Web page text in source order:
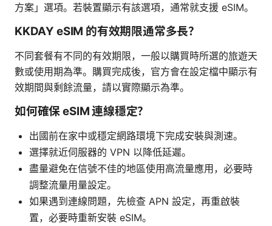
方案」選項。若裝置顯示有該選項，通常就支援 eSIM。
KKDAY eSIM 的有效期限通常多長？
不同套餐有不同的有效期限，一般以購買時所選的旅遊天
數或使用期為準。購買完成後，官方會在設定檔中顯示有
效期間與剩餘流量，請以實際顯示為準。
如何確保 eSIM 連線穩定？
出國前在家中或穩定網路環境下完成安裝與測速。
選擇就近伺服器的 VPN 以降低延遲。
盡量避免在信號不佳的地區使用高流量應用，必要時
調整流量用量設定。
如果遇到連線問題，先檢查 APN 設定，再重啟裝
置，必要時重新安裝 eSIM。